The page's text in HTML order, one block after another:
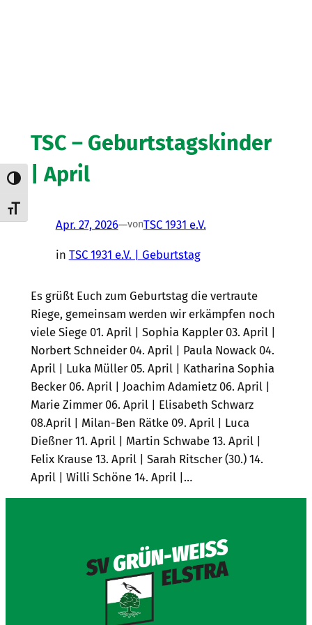
Umschalten auf hohe Kontraste
Schrift vergrößern
TSC – Geburtstagskinder
| April
Apr. 27, 2026—vonTSC 1931 e.V.
in TSC 1931 e.V. | Geburtstag
Es grüßt Euch zum Geburtstag die vertraute
Riege, gemeinsam werden wir erkämpfen noch
viele Siege 01. April | Sophia Kappler 03. April |
Norbert Schneider 04. April | Paula Nowack 04.
April | Luka Müller 05. April | Katharina Sophia
Becker 06. April | Joachim Adamietz 06. April |
Marie Zimmer 06. April | Elisabeth Schwarz
08.April | Milan-Ben Rätke 09. April | Luca
Dießner 11. April | Martin Schwabe 13. April |
Felix Krause 13. April | Sarah Ritscher (30.) 14.
April | Willi Schöne 14. April |…